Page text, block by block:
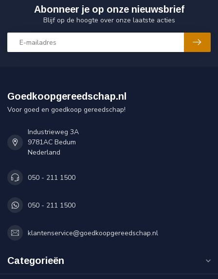
Abonneer je op onze nieuwsbrief
Blijf op de hoogte over onze laatste acties
Goedkoopgereedschap.nl
Voor goed en goedkoop gereedschap!
Industrieweg 3A
9781AC Bedum
Nederland
050 - 211 1500
050 - 211 1500
klantenservice@goedkoopgereedschap.nl
Categorieën